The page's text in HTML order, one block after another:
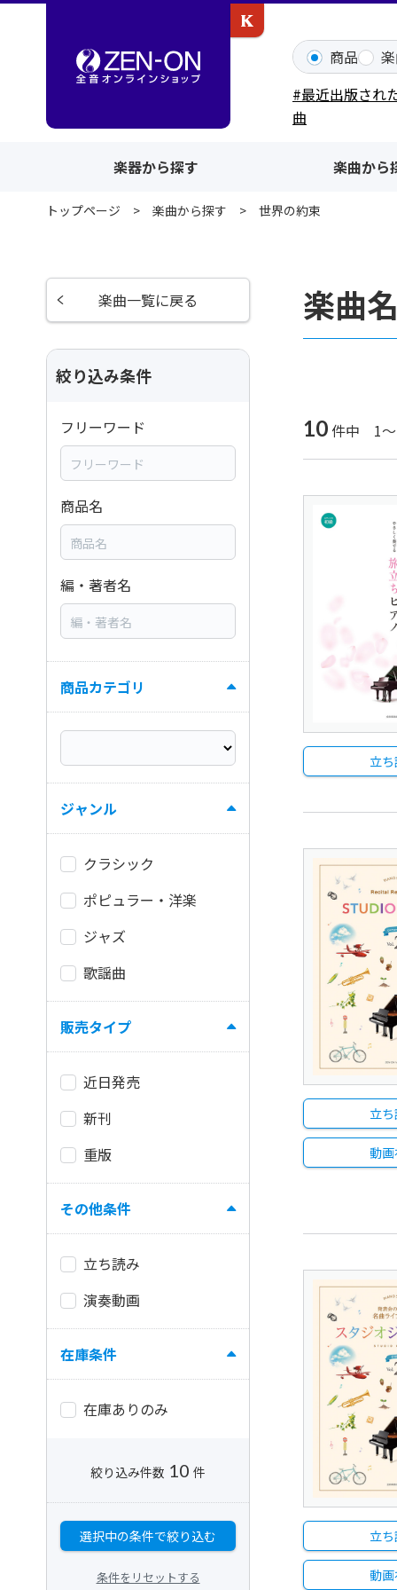
商品
#最近出版され
曲
楽器から探す 楽曲から
トップページ 楽曲から探す 世界の約束
楽曲
10件中 1～
立
立
動
立
動
楽曲一覧に戻る
絞り込み条件
フリーワード
商品名
編・著者名
商品カテゴリ
ジャンル
クラシック
ポピュラー・洋楽
ジャズ
歌謡曲
販売タイプ
近日発売
新刊
重版
その他条件
立ち読み
演奏動画
在庫条件
在庫ありのみ
絞り込み件数 10 件
選択中の条件で絞り込む
条件をリセットする